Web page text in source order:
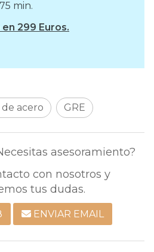
min.
299 Euros.
de acero GRE
asesoramiento?
con nosotros y
tus dudas.
ENVIAR EMAIL